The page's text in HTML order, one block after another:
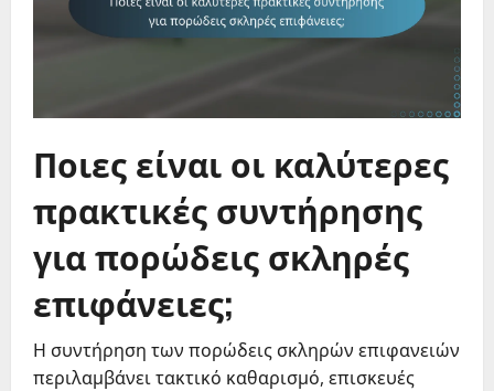
Ποιες είναι οι καλύτερες
πρακτικές συντήρησης
για πορώδεις σκληρές
επιφάνειες;
Η συντήρηση των πορώδεις σκληρών επιφανειών
περιλαμβάνει τακτικό καθαρισμό, επισκευές